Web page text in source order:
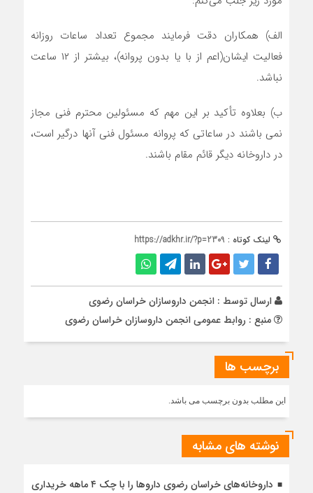
الف) همکاران دقت فرمایند مجموع تعداد ساعات روزانه
فعالیت ایشان(اعم از با یا بدون پروانه)، بیشتر از ۱۲ ساعت
نباشد.
ب) بعلاوه تأکید بر این مهم که مسئولین محترم فنی مجاز
نمی باشند در ساعاتی که پروانه مسئول فنی آنها درگیر است،
در داروخانه دیگر قائم مقام باشند.
لینک کوتاه : https://adkhr.ir/?p=2309
ارسال توسط : انجمن داروسازان خراسان رضوی
منبع : روابط عمومی انجمن داروسازان خراسان رضوی
برچسب ها
این مطلب بدون برچسب می باشد.
نوشته های مشابه
داروخانه‌های خراسان رضوی داروها را با چک ۴ ماهه خریداری